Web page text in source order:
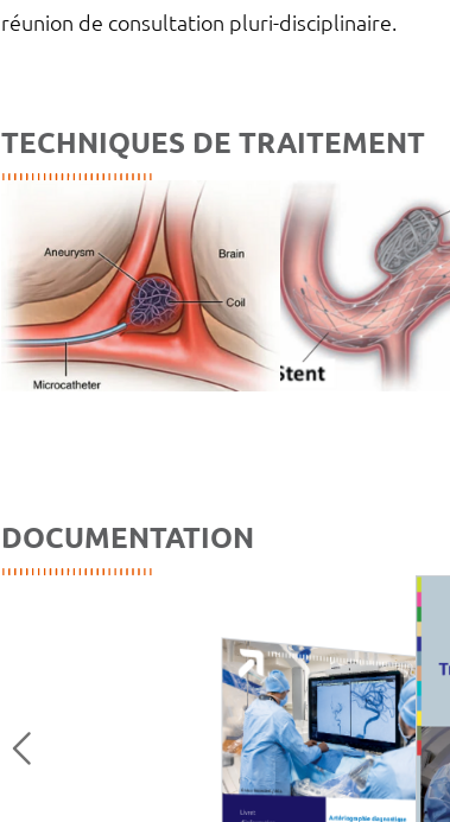
réunion de consultation pluri-disciplinaire.
TECHNIQUES DE TRAITEMENT
DOCUMENTATION